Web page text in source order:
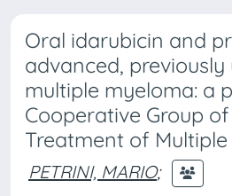
Oral idarubicin and
advanced, previously
multiple myeloma: a
Cooperative Group
Treatment of Multiple
PETRINI, MARIO;